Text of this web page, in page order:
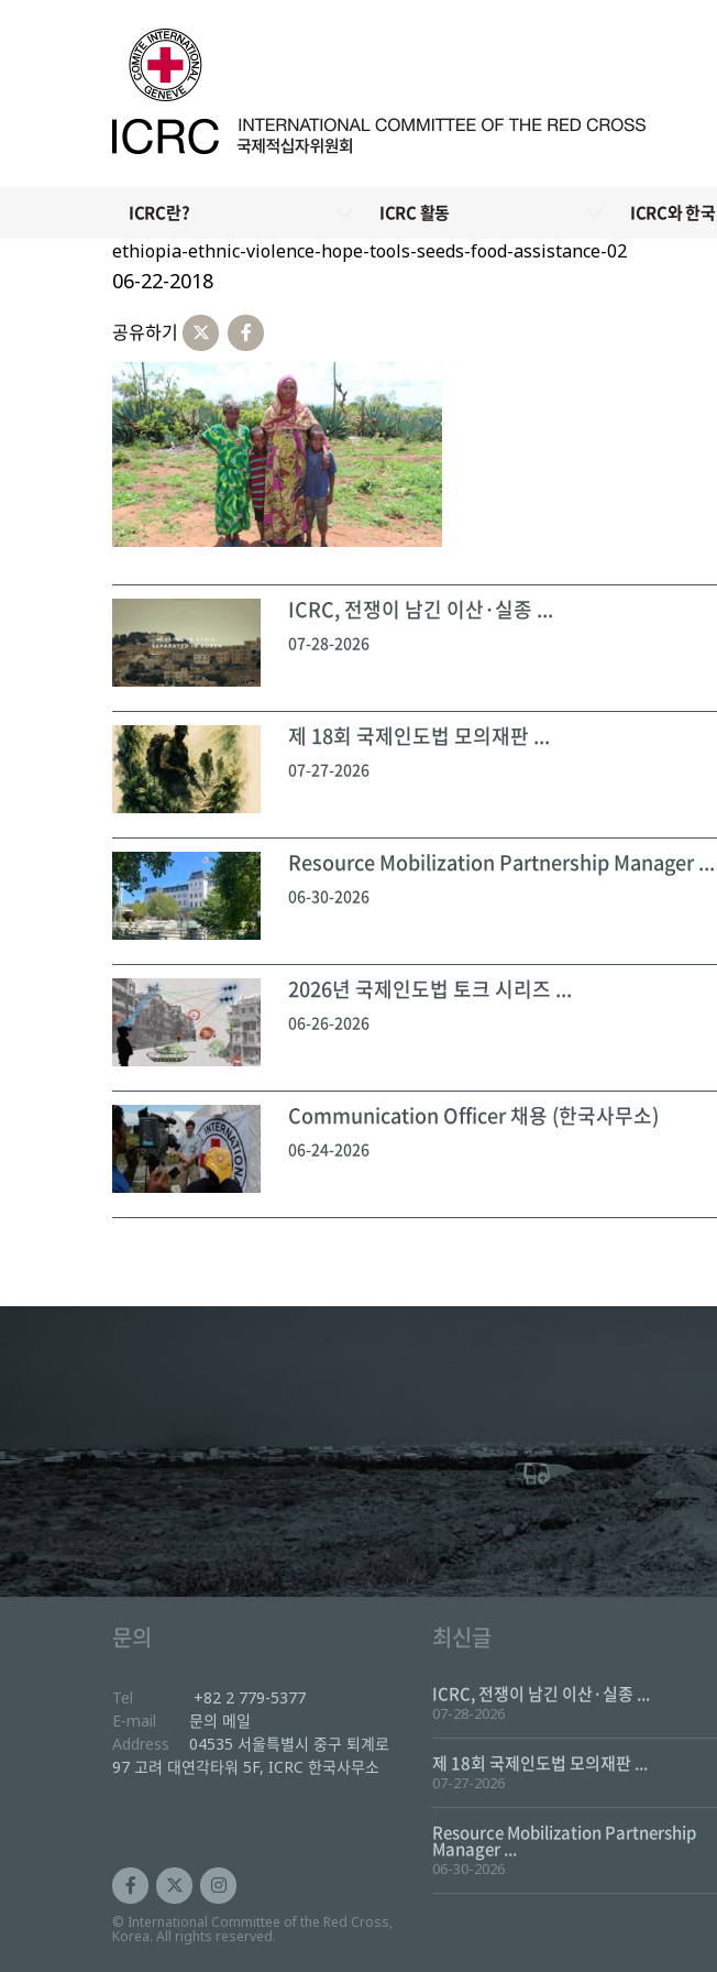
ICRC란? ICRC 활동 ICRC와 한국
ethiopia-ethnic-violence-hope-tools-seeds-food-assistance-02
06-22-2018
공유하기
ICRC, 전쟁이 남긴 이산·실종 ...
07-28-2026
제 18회 국제인도법 모의재판 ...
07-27-2026
Resource Mobilization Partnership Manager ...
06-30-2026
2026년 국제인도법 토크 시리즈 ...
06-26-2026
Communication Officer 채용 (한국사무소)
06-24-2026
문의
Tel
+82 2 779-5377
E-mail
문의 메일
Address
04535 서울특별시 중구 퇴계로
97 고려 대연각타워 5F, ICRC 한국사무소
© International Committee of the Red Cross,
Korea. All rights reserved.
최신글
ICRC, 전쟁이 남긴 이산·실종 ...
07-28-2026
제 18회 국제인도법 모의재판 ...
07-27-2026
Resource Mobilization Partnership
Manager ...
06-30-2026